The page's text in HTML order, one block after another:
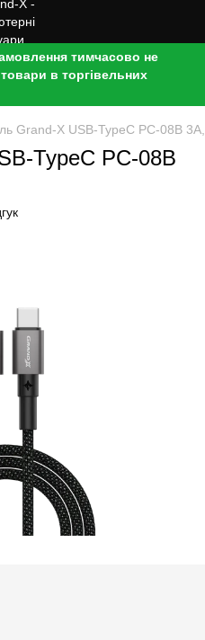
тимчасово не
в торгівельних
Grand-X USB-TypeC PC-08B
TypeC PC-08B